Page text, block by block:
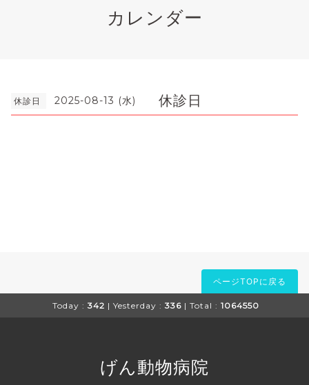
カレンダー
休診日 2025-08-13 (水) 休診日
ページTOPに戻る
Today : 342 | Yesterday : 336 | Total : 1064550
げん動物病院